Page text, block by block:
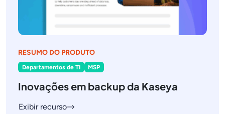
RESUMO DO PRODUTO
Departamentos de TI MSP
Inovações em backup da Kaseya
Exibir recurso